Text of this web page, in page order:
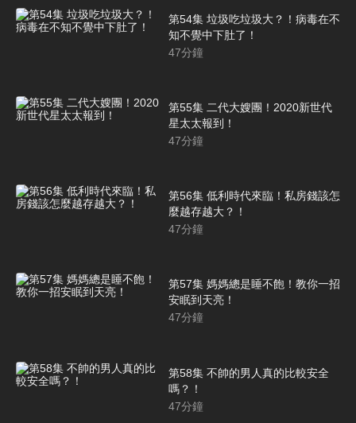
第54集 垃圾吃垃圾大？！病毒在不
知不覺中下肚了！
47分鐘
第55集 二代大嫂團！2020新世代
星太太報到！
47分鐘
第56集 低利時代來臨！私房錢該怎
麼越存越大？！
47分鐘
第57集 媽媽總是睡不飽！教你一招
安眠到天亮！
47分鐘
第58集 不帥的男人真的比較安全
嗎？！
47分鐘